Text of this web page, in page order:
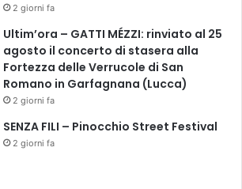
2 giorni fa
Ultim’ora – GATTI MÉZZI: rinviato al 25
agosto il concerto di stasera alla
Fortezza delle Verrucole di San
Romano in Garfagnana (Lucca)
2 giorni fa
SENZA FILI – Pinocchio Street Festival
2 giorni fa